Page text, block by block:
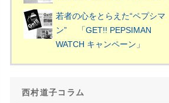
若者の心をとらえた“ペプシマ
ン” 「GET!! PEPSIMAN
WATCH キャンペーン」
西村道子コラム